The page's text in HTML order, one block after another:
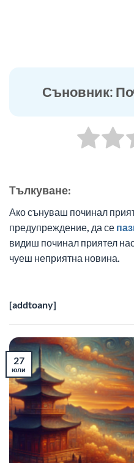
Съновник:
Tълкуване:
Ако сънуваш починал
предупреждение, да се
видиш починал приятел
чуеш неприятна новина.
[addtoany]
27
юли